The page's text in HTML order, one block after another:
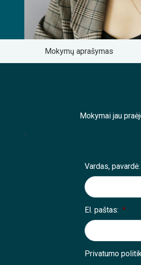
Mokymų aprašymas
Mokymai jau
;
Vardas, pavardė:
El. paštas: *
Privatumo